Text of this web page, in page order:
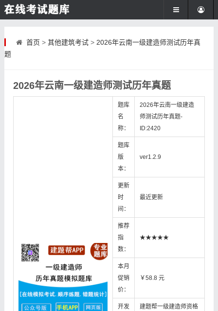
首页 > 其他建筑考试> 2026年云南一级建造师测试历年真
题
2026年云南一级建造师测试历年真题
题库
名
称：
2026年云南一级建造
师测试历年真题-
ID:2420
题库
版
本：
ver1.2.9
更新
时
间：
最近更新
推荐
指
数：
★★★★★
本月
促销
价：
￥58.8 元
开发
建题帮一级建造师资格